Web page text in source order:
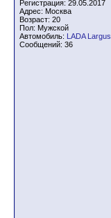
Регистрация: 29.05.2017
Адрес: Москва
Возраст: 20
Пол: Мужской
Автомобиль: LADA Largus
Сообщений: 36